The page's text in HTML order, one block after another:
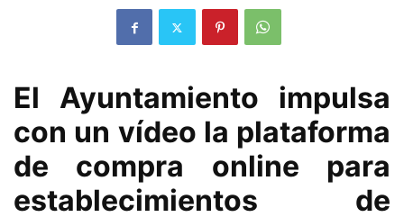
El Ayuntamiento impulsa
con un vídeo la plataforma
de compra online para
establecimientos de